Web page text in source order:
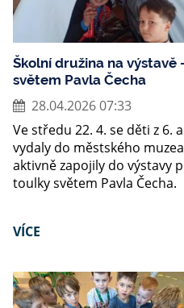
Školní družina na
světem Pavla Čecha
28.04.2026 07:33
Ve středu 22. 4. se děti z 6.
vydaly do městského
aktivně zapojily do výstavy
toulky světem Pavla Čecha.
VÍCE